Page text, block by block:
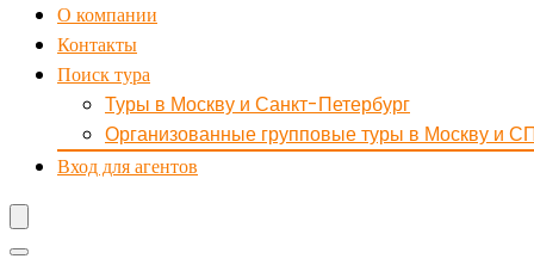
О компании
Контакты
Поиск тура
Туры в Москву и Санкт-Петербург
Организованные групповые туры в Москву и
Вход для агентов